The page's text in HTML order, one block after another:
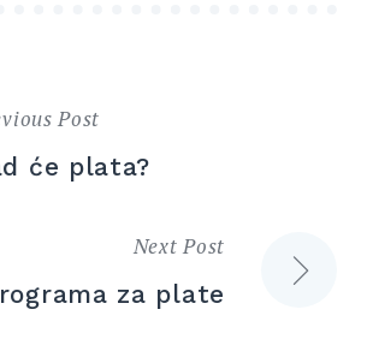
Post
će plata?
Next Post
za plate